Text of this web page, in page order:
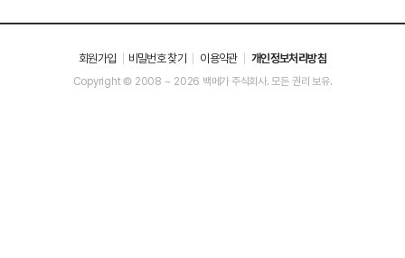
회원가입 비밀번호 찾기 이용약관 개인정보처리방침
Copyright © 2008 ~ 2026 백메가 주식회사. 모든 권리 보유.